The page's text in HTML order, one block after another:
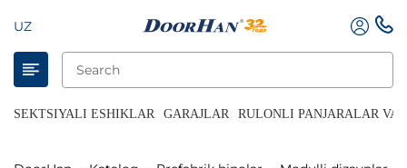
UZ
SEKTSIYALI ESHIKLAR GARAJLAR RULONLI PANJARALAR VA